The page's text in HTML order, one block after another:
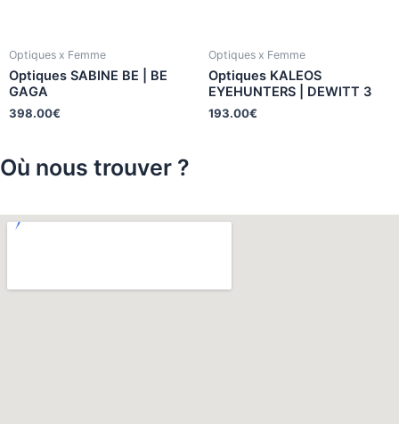
Optiques x Femme
Optiques SABINE BE | BE
GAGA
398.00€
Optiques x Femme
Optiques KALEOS
EYEHUNTERS | DEWITT 3
193.00€
Où nous trouver ?